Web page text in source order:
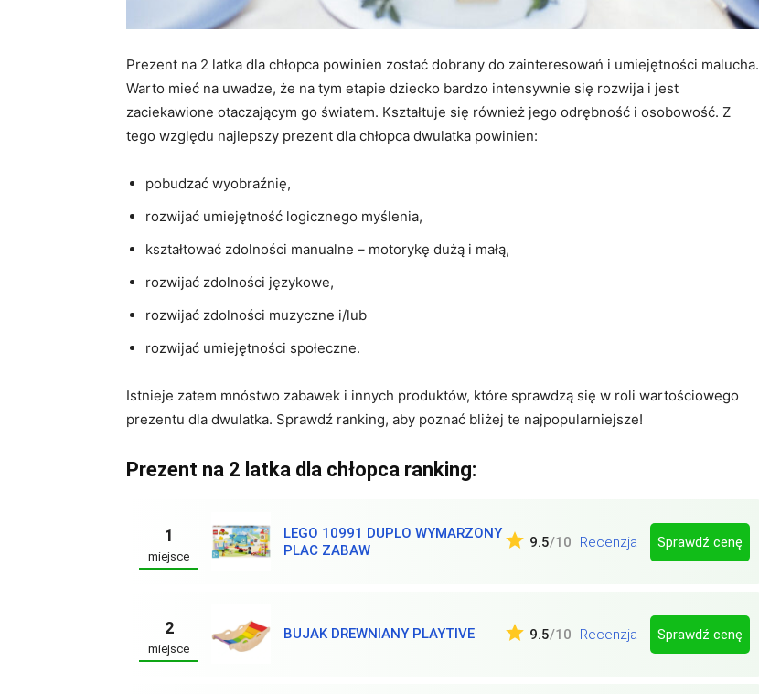
Prezent na 2 latka dla chłopca powinien zostać dobrany do zainteresowań i umiejętności malucha.
Warto mieć na uwadze, że na tym etapie dziecko bardzo intensywnie się rozwija i jest
zaciekawione otaczającym go światem. Kształtuje się również jego odrębność i osobowość. Z
tego względu najlepszy prezent dla chłopca dwulatka powinien:
pobudzać wyobraźnię,
rozwijać umiejętność logicznego myślenia,
kształtować zdolności manualne – motorykę dużą i małą,
rozwijać zdolności językowe,
rozwijać zdolności muzyczne i/lub
rozwijać umiejętności społeczne.
Istnieje zatem mnóstwo zabawek i innych produktów, które sprawdzą się w roli wartościowego
prezentu dla dwulatka. Sprawdź ranking, aby poznać bliżej te najpopularniejsze!
Prezent na 2 latka dla chłopca ranking:
1
miejsce
LEGO 10991 DUPLO WYMARZONY
PLAC ZABAW
9.5/10 Recenzja Sprawdź cenę
2
miejsce
BUJAK DREWNIANY PLAYTIVE 9.5/10 Recenzja Sprawdź cenę